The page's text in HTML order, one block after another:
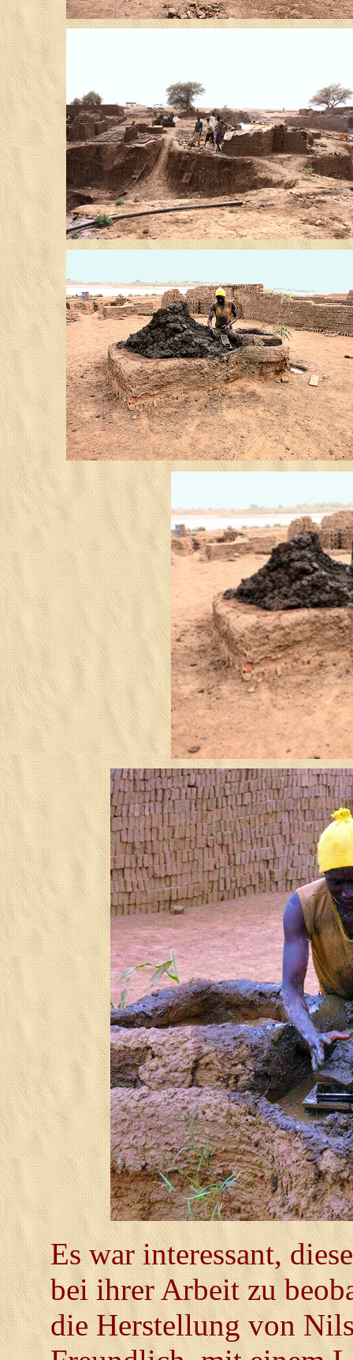
Es war interessant,
bei ihrer Arbeit zu
die Herstellung von